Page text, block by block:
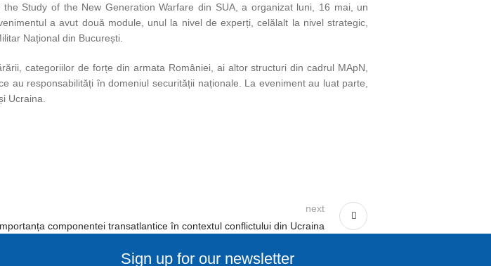
Study of the New Generation Warfare din SUA, a organizat luni, 16 mai, un
a avut două module, unul la nivel de experți, celălalt la nivel strategic,
Național din București.
categoriilor de forțe din armata României, ai altor structuri din cadrul MApN,
au responsabilități în domeniul securității naționale. La eveniment au luat parte,
Ucraina.
componentei transatlantice în contextul conflictului din Ucraina
next
Sign up for our newsletter